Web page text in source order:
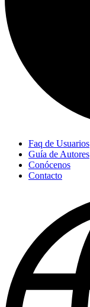
Faq de Usuarios
Guía de Autores
Conócenos
Contacto